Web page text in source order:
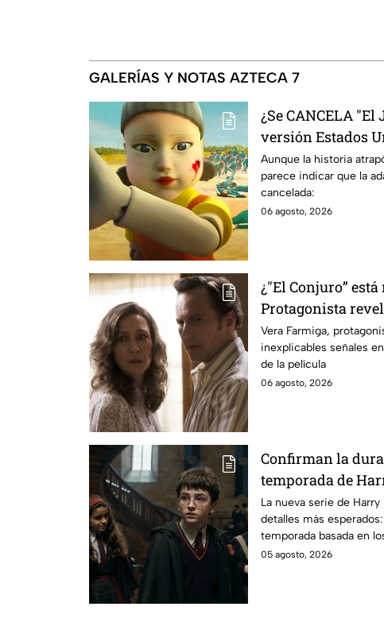
GALERÍAS Y NOTAS AZTECA 7
¿Se CANCELA
versión Estados
se sabe al
Aunque la historia
parece indicar que la
cancelada:
06 agosto, 2026
¿"El Conjuro”
Protagonista
señales en su
grabación de la
Vera Farmiga,
inexplicables señales
de la película
06 agosto, 2026
Confirman la
temporada de
emocionará a los
La nueva serie de
detalles más
temporada basada en
05 agosto, 2026